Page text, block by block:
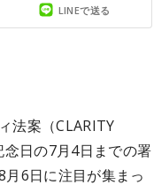
LINEで送る
法案（CLARITY
日の7月4日までの署
6日に注目が集まっ